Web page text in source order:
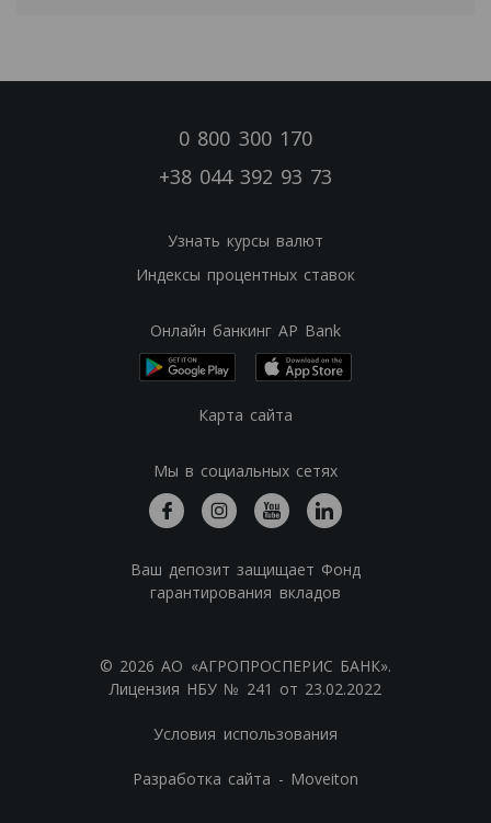
0 800 300 170
+38 044 392 93 73
Узнать курсы валют
Индексы процентных ставок
Онлайн банкинг AP Bank
Карта сайта
Мы в социальных сетях
Ваш депозит защищает Фонд
гарантирования вкладов
© 2026 АО «АГРОПРОСПЕРИС БАНК».
Лицензия НБУ № 241 от 23.02.2022
Условия использования
Разработка сайта - Moveiton